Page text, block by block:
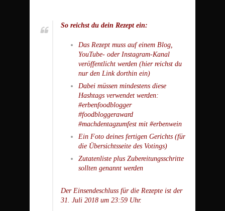
So reichst du dein Rezept ein:
Das Rezept muss auf einem Blog,
YouTube- oder Instagram-Kanal
veröffentlicht werden (hier reichst du
nur den Link dorthin ein)
Dabei müssen mindestens diese
Hashtags verwendet werden:
#erbenfoodblogger
#foodbloggeraward
#machdentagzumfest mit #erbenwein
Ein Foto deines fertigen Gerichts (für
die Übersichtsseite des Votings)
Zutatenliste plus Zubereitungsschritte
sollten genannt werden
Der Einsendeschluss für die Rezepte ist der
31. Juli 2018 um 23:59 Uhr.